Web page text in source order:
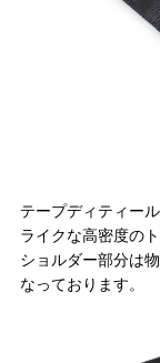
テープディティー
ライクな高密度の
ショルダー部分は
なっております。